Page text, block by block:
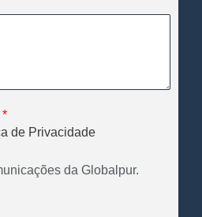
de Privacidade
da Globalpur.